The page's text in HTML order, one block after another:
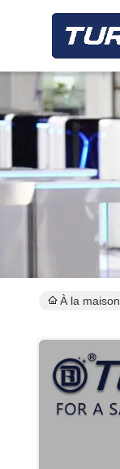
À la maison